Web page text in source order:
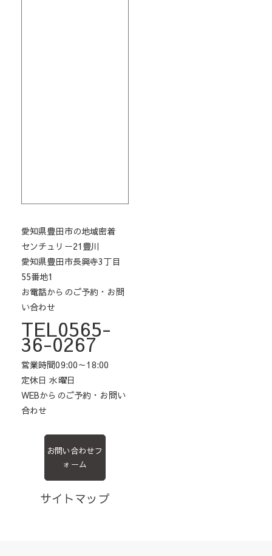
愛知県豊田市の地域密着
センチュリー21豊川
愛知県豊田市長興寺3丁目
55番地1
お電話からのご予約・お問
い合わせ
TEL0565-
36-0267
営業時間09:00～18:00
定休日 水曜日
WEBからのご予約・お問い
合わせ
お問い合わせフ
ォーム
サイトマップ